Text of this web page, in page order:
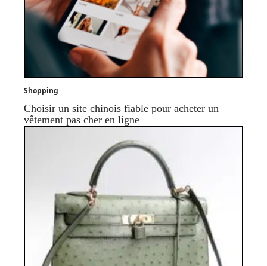
Shopping
Choisir un site chinois fiable pour acheter un
vêtement pas cher en ligne